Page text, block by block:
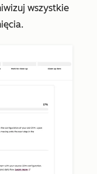
wszystkie